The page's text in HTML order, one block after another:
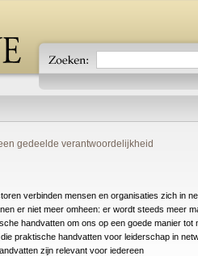
gedeelde verantwoordelijkheid
verbinden mensen en organisaties zich in
er niet meer omheen: er wordt steeds meer
handvatten om ons op een goede manier
praktische handvatten voor leiderschap in
zijn relevant voor iedereen